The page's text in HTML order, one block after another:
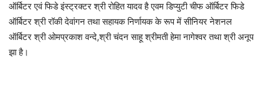
ऑर्बिटर एवं फिडे इंस्ट्रक्टर श्री रोहित यादव है एवम डिप्युटी चीफ ऑर्बिटर फिडे
ऑर्बिटर श्री रॉकी देवांगन तथा सहायक निर्णायक के रूप में सीनियर नेशनल
ऑर्बिटर श्री ओमप्रकाश वन्दे,श्री चंदन साहू श्रीमती हेमा नागेश्वर तथा श्री अनूप
झा है।